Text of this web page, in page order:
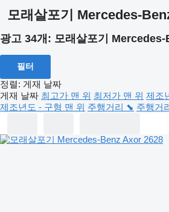
모래살포기 Mercedes-
광고 34개: 모래살포기 Mercedes-
필터
정렬: 게재 날짜
게재 날짜 최고가 맨 위 최저가 맨 위 제조
제조년도 - 구형 맨 위 주행거리 ⬊ 주행거